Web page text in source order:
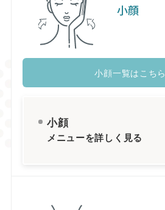
小顔
小顔一覧はこちら
小顔
メニューを詳しく見る